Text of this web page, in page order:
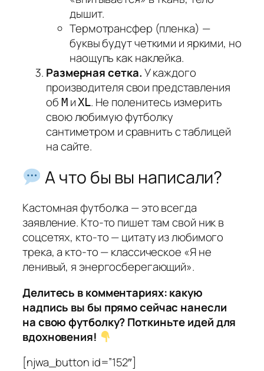
дышит.
Термотрансфер (пленка) —
буквы будут четкими и яркими, но
наощупь как наклейка.
Размерная сетка.У каждого
производителя свои представления
об MиXL. Не поленитесь измерить
свою любимую футболку
сантиметром и сравнить с таблицей
на сайте.
А что бы вы написали?
Кастомная футболка — это всегда
заявление. Кто-то пишет там свой ник в
соцсетях, кто-то — цитату из любимого
трека, а кто-то — классическое «Я не
ленивый, я энергосберегающий».
Делитесь в комментариях: какую
надпись вы бы прямо сейчас нанесли
на свою футболку? Поткиньте идей для
вдохновения!
[njwa_button id=”152″]